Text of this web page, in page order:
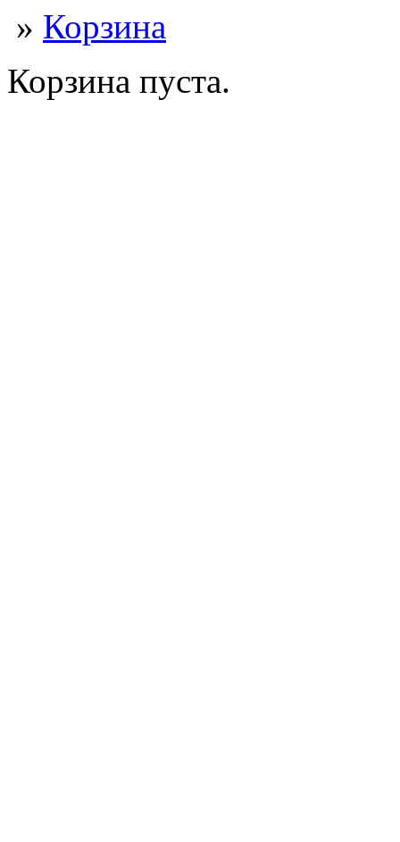
» Корзина
Корзина пуста.